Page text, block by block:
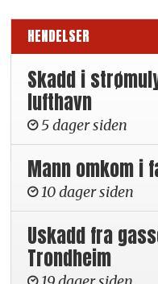
HENDELSER
Skadd i
lufthavn
5 dager siden
Mann omkom i
10 dager siden
Uskadd fra
Trondheim